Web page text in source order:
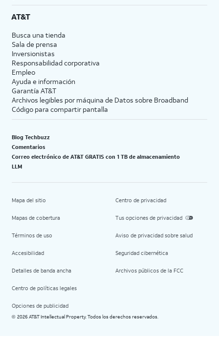
AT&T
Busca una tienda
Sala de prensa
Inversionistas
Responsabilidad corporativa
Empleo
Ayuda e información
Garantía AT&T
Archivos legibles por máquina de Datos sobre Broadband
Código para compartir pantalla
Blog Techbuzz
Comentarios
Correo electrónico de AT&T GRATIS con 1 TB de almacenamiento
LLM
Mapa del sitio
Mapas de cobertura
Términos de uso
Accesibilidad
Detalles de banda ancha
Centro de políticas legales
Opciones de publicidad
Centro de privacidad
Tus opciones de privacidad
Aviso de privacidad sobre salud
Seguridad cibernética
Archivos públicos de la FCC
© 2026 AT&T Intellectual Property. Todos los derechos reservados.